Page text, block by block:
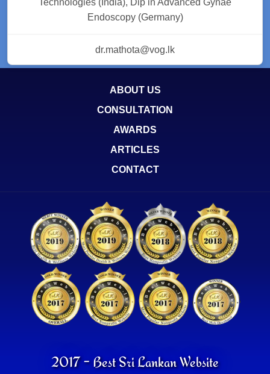
Technologies (India), Dip in Advanced Gynae
Endoscopy (Germany)
dr.mathota@vog.lk
ABOUT US
CONSULTATION
AWARDS
ARTICLES
CONTACT
2017 - Best Sri Lankan Website